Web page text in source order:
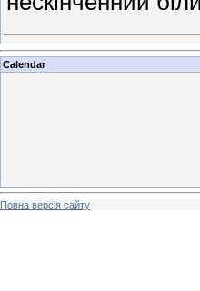
Calendar
Повна версія сайту